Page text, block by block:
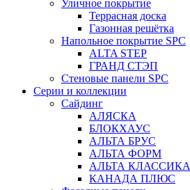
Уличное покрытие
Террасная доска
Газонная решётка
Напольное покрытие SPC
ALTA STEP
ГРАНД СТЭП
Стеновые панели SPC
Серии и коллекции
Сайдинг
АЛЯСКА
БЛОКХАУС
АЛЬТА БРУС
АЛЬТА ФОРМ
АЛЬТА КЛАССИКА
КАНАДА ПЛЮС